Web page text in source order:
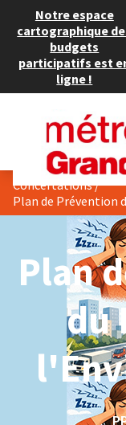
Notre espace
cartographique
budgets
participatifs est
ligne !
Concertations/
Plan de Prévention du
Plan
du